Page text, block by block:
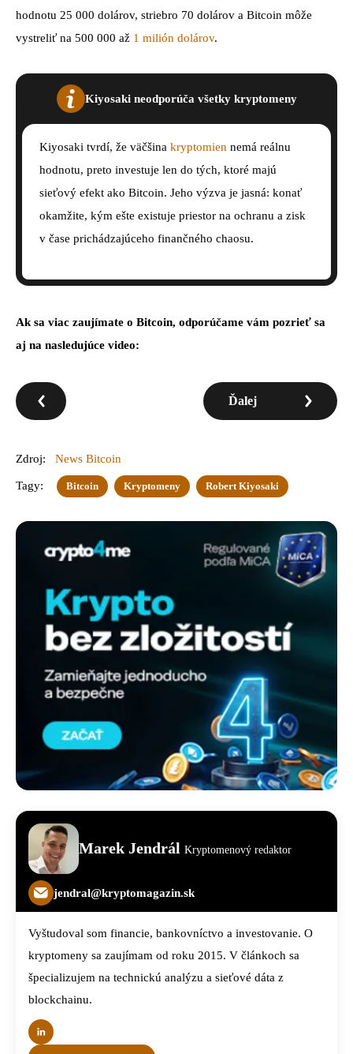
hodnotu 25 000 dolárov, striebro 70 dolárov a Bitcoin môže
vystreliť na 500 000 až 1 milión dolárov.
Kiyosaki neodporúča všetky kryptomeny
Kiyosaki tvrdí, že väčšina kryptomien nemá reálnu
hodnotu, preto investuje len do tých, ktoré majú
sieťový efekt ako Bitcoin. Jeho výzva je jasná: konať
okamžite, kým ešte existuje priestor na ochranu a zisk
v čase prichádzajúceho finančného chaosu.
Ak sa viac zaujímate o Bitcoin, odporúčame vám pozrieť sa
aj na nasledujúce video:
Ďalej
Zdroj: News Bitcoin
Tagy: Bitcoin Kryptomeny Robert Kiyosaki
Marek Jendrál Kryptomenový redaktor
jendral@kryptomagazin.sk
Vyštudoval som financie, bankovníctvo a investovanie. O
kryptomeny sa zaujímam od roku 2015. V článkoch sa
špecializujem na technickú analýzu a sieťové dáta z
blockchainu.